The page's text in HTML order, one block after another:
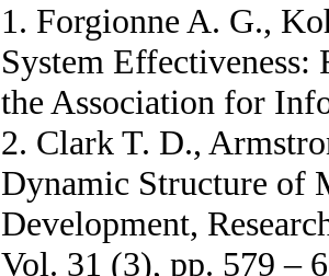
1. Forgionne A. G.,
System
the Association for
2. Clark T. D.,
Dynamic Structure of
Development,
Vol. 31 (3), pp. 579 –